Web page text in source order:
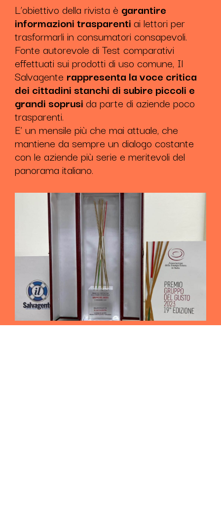
L’obiettivo della rivista è garantire
informazioni trasparentiai lettori per
trasformarli in consumatori consapevoli.
Fonte autorevole di Test comparativi
effettuati sui prodotti di uso comune, Il
Salvagente rappresenta la voce critica
dei cittadini stanchi di subire piccoli e
grandi soprusida parte di aziende poco
trasparenti.
E’ un mensile più che mai attuale, che
mantiene da sempre un dialogo costante
con le aziende più serie e meritevoli del
panorama italiano.